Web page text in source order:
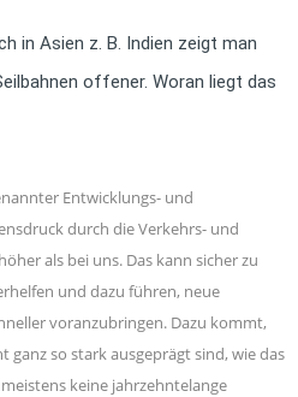
in Asien z. B. Indien zeigt man
offener. Woran liegt das
Entwicklungs- und
durch die Verkehrs- und
als bei uns. Das kann sicher zu
und dazu führen, neue
voranzubringen. Dazu kommt,
so stark ausgeprägt sind, wie das
keine jahrzehntelange